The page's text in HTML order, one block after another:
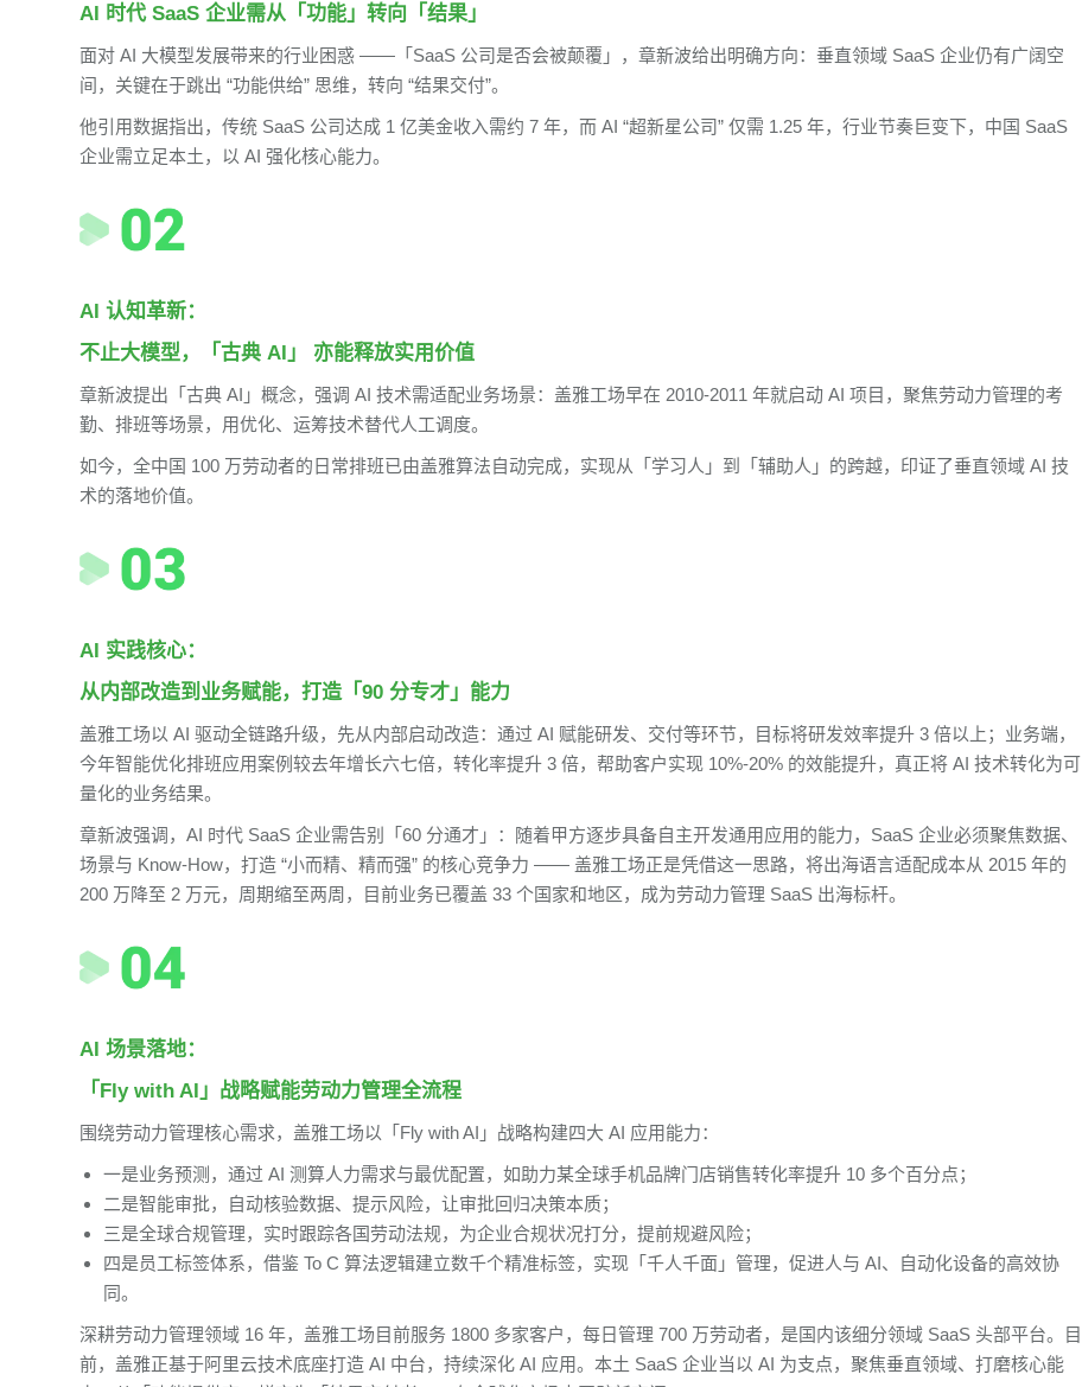
AI 时代 SaaS 企业需从「功能」转向「结果」
面对 AI 大模型发展带来的行业困惑 ——「SaaS 公司是否会被颠覆」，章新波给出明确方向：垂直领域 SaaS 企业仍有广阔空
间，关键在于跳出 “功能供给” 思维，转向 “结果交付”。
他引用数据指出，传统 SaaS 公司达成 1 亿美金收入需约 7 年，而 AI “超新星公司” 仅需 1.25 年，行业节奏巨变下，中国 SaaS
企业需立足本土，以 AI 强化核心能力。
AI 认知革新：
不止大模型，「古典 AI」 亦能释放实用价值
章新波提出「古典 AI」概念，强调 AI 技术需适配业务场景：盖雅工场早在 2010-2011 年就启动 AI 项目，聚焦劳动力管理的考
勤、排班等场景，用优化、运筹技术替代人工调度。
如今，全中国 100 万劳动者的日常排班已由盖雅算法自动完成，实现从「学习人」到「辅助人」的跨越，印证了垂直领域 AI 技
术的落地价值。
AI 实践核心：
从内部改造到业务赋能，打造「90 分专才」能力
盖雅工场以 AI 驱动全链路升级，先从内部启动改造：通过 AI 赋能研发、交付等环节，目标将研发效率提升 3 倍以上；业务端，
今年智能优化排班应用案例较去年增长六七倍，转化率提升 3 倍，帮助客户实现 10%-20% 的效能提升，真正将 AI 技术转化为可
量化的业务结果。
章新波强调，AI 时代 SaaS 企业需告别「60 分通才」：随着甲方逐步具备自主开发通用应用的能力，SaaS 企业必须聚焦数据、
场景与 Know-How，打造 “小而精、精而强” 的核心竞争力 —— 盖雅工场正是凭借这一思路，将出海语言适配成本从 2015 年的
200 万降至 2 万元，周期缩至两周，目前业务已覆盖 33 个国家和地区，成为劳动力管理 SaaS 出海标杆。
AI 场景落地：
「Fly with AI」战略赋能劳动力管理全流程
围绕劳动力管理核心需求，盖雅工场以「Fly with AI」战略构建四大 AI 应用能力：
一是业务预测，通过 AI 测算人力需求与最优配置，如助力某全球手机品牌门店销售转化率提升 10 多个百分点；
二是智能审批，自动核验数据、提示风险，让审批回归决策本质；
三是全球合规管理，实时跟踪各国劳动法规，为企业合规状况打分，提前规避风险；
四是员工标签体系，借鉴 To C 算法逻辑建立数千个精准标签，实现「千人千面」管理，促进人与 AI、自动化设备的高效协
同。
深耕劳动力管理领域 16 年，盖雅工场目前服务 1800 多家客户，每日管理 700 万劳动者，是国内该细分领域 SaaS 头部平台。目
前，盖雅正基于阿里云技术底座打造 AI 中台，持续深化 AI 应用。本土 SaaS 企业当以 AI 为支点，聚焦垂直领域、打磨核心能